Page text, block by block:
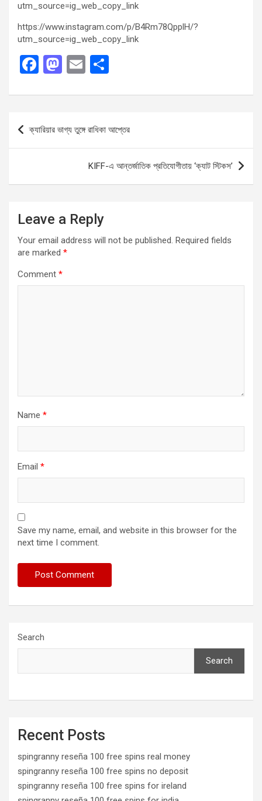
utm_source=ig_web_copy_link
https://www.instagram.com/p/B4Rm78QpplH/?
utm_source=ig_web_copy_link
F
ce
b
o
M
st
d
E
ail ar
Post
navigation
ক্যারিয়ার ভাগ্য তুঙ্গে রাধিকা আপ্তের
KIFF-এ আন্তর্জাতিক প্রতিযোগীতায় ‘ক্যাট স্টিকস’
Leave a Reply
Your email address will not be published. Required fields
are marked *
Comment *
Name *
Email *
Save my name, email, and website in this browser for the
next time I comment.
Search
Search
Recent Posts
spingranny reseña 100 free spins real money
spingranny reseña 100 free spins no deposit
spingranny reseña 100 free spins for ireland